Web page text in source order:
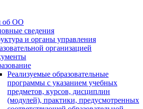
об ОО
сведения
и органы управления
организацией
Реализуемые образовательные
программы с указанием учебных
предметов, курсов, дисциплин
(модулей), практики, предусмотренных